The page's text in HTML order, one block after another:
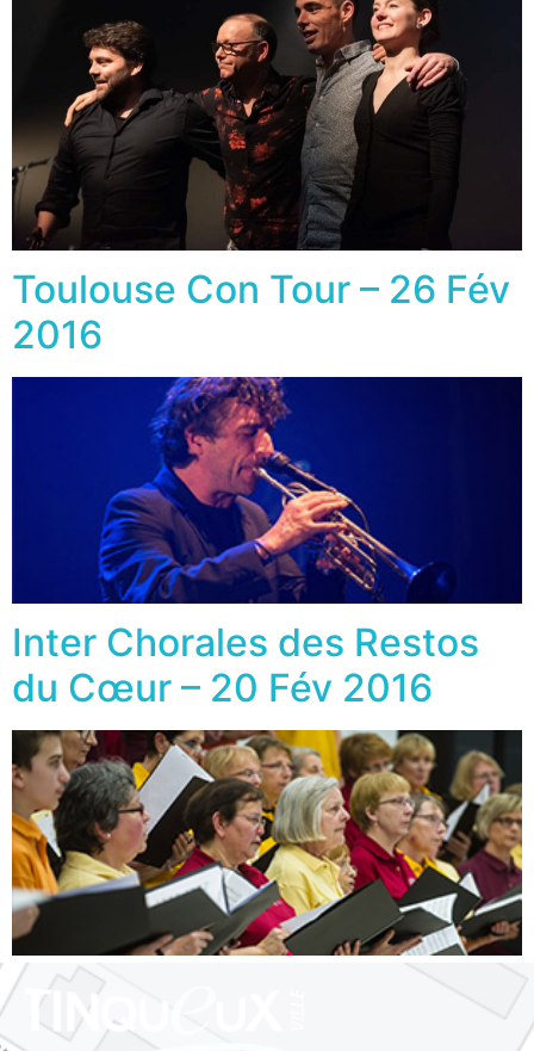
Toulouse Con Tour – 26 Fév
2016
Inter Chorales des Restos
du Cœur – 20 Fév 2016